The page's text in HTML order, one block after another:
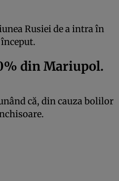
Rusiei de a intra în
din Mariupol.
că, din cauza bolilor